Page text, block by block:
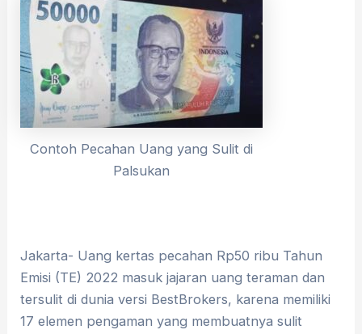
Contoh Pecahan Uang yang Sulit di
Palsukan
Jakarta- Uang kertas pecahan Rp50 ribu Tahun
Emisi (TE) 2022 masuk jajaran uang teraman dan
tersulit di dunia versi BestBrokers, karena memiliki
17 elemen pengaman yang membuatnya sulit